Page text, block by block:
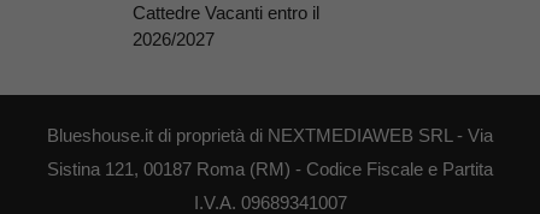
Cattedre Vacanti entro il
2026/2027
Blueshouse.it di proprietà di NEXTMEDIAWEB SRL - Via
Sistina 121, 00187 Roma (RM) - Codice Fiscale e Partita
I.V.A. 09689341007